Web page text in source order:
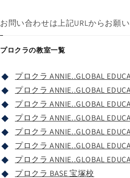
お問い合わせは上記URLからお願い
プロクラの教室一覧
プロクラ ANNIE..GLOBAL
プロクラ ANNIE..GLOBAL
プロクラ ANNIE..GLOBAL
プロクラ ANNIE..GLOBAL
プロクラ ANNIE..GLOBAL
プロクラ ANNIE..GLOBAL
プロクラ ANNIE..GLOBAL
プロクラ BASE 宝塚校